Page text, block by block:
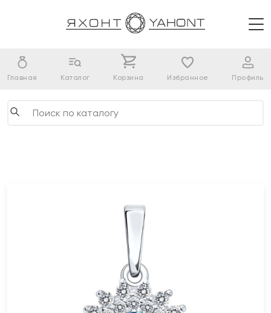
Главная Каталог Корзина Избранное Профиль